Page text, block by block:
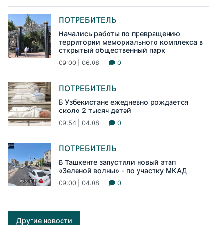
ПОТРЕБИТЕЛЬ
Начались работы по превращению
территории мемориального комплекса в
открытый общественный парк
09:00 | 06.08 0
ПОТРЕБИТЕЛЬ
В Узбекистане ежедневно рождается
около 2 тысяч детей
09:54 | 04.08 0
ПОТРЕБИТЕЛЬ
В Ташкенте запустили новый этап
«Зеленой волны» - по участку МКАД
09:00 | 04.08 0
Другие новости